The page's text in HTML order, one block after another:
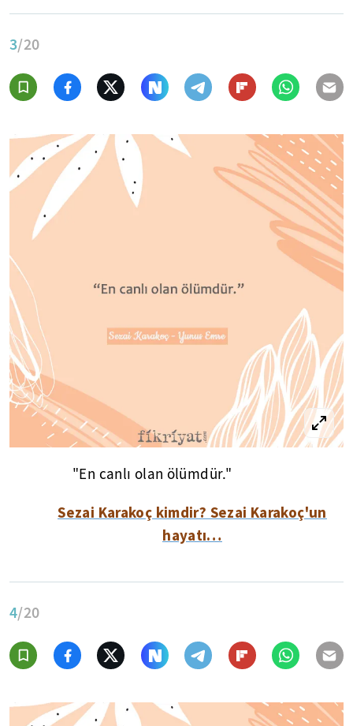
3/20
"En canlı olan ölümdür."
Sezai Karakoç kimdir? Sezai Karakoç'un
hayatı…
4/20